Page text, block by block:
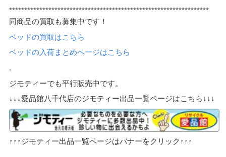
******************************************************************
同商品の買取も募集中です！
ベッドの買取はこちら
ベッドの入荷まとめページはこちら
.
ジモティーでも平行販売中です。
↓↓↓愛品館八千代店のジモティー出品一覧ページはこちら↓↓↓
↑↑↑ジモティー出品一覧ページはバナーをクリック↑↑↑